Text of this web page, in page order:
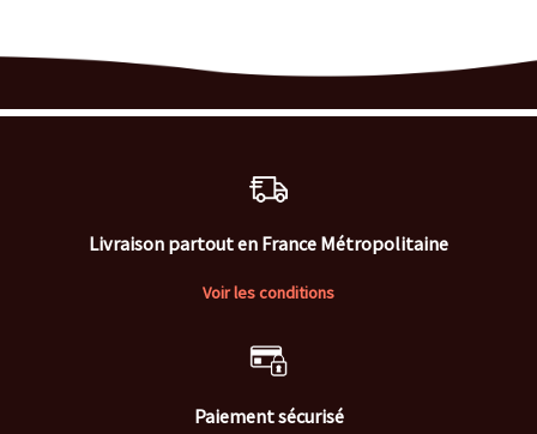
Livraison partout en France Métropolitaine
Voir les conditions
Paiement sécurisé